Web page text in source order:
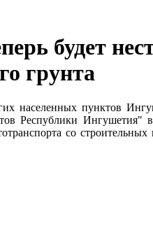
будет
грунта
населенных пунктов
Республики
со